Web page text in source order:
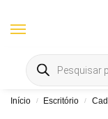
Entrega gratis
Início / Escritório /